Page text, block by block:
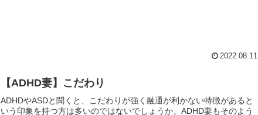
2022.08.11
【ADHD妻】こだわり
ADHDやASDと聞くと、こだわりが強く融通が利かない特徴があると
いう印象を持つ方は多いのではないでしょうか。ADHD妻もそのよう